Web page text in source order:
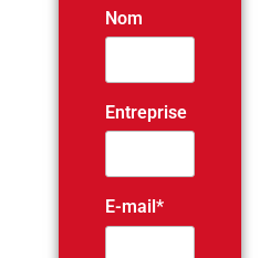
Nom
Entreprise
E-mail*